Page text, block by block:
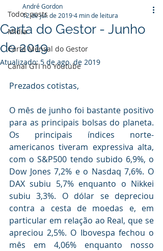
Todos posts
Mídia
Carta Mensal do Gestor
Canal GTI no Youtube
Carta do Gestor - Junho
de 2019
André Gordon
12 de jul. de 20194 min de leitura
Atualizado:5 de ago. de 2019
Prezados cotistas,
O mês de junho foi bastante positivo
para as principais bolsas do planeta.
Os principais índices norte-
americanos tiveram expressiva alta,
com o S&P500 tendo subido 6,9%, o
Dow Jones 7,2% e o Nasdaq 7,6%. O
DAX subiu 5,7% enquanto o Nikkei
subiu 3,3%. O dólar se depreciou
contra a cesta de moedas e, em
particular em relação ao Real, que se
apreciou 2,5%. O Ibovespa fechou o
mês em 4,06% enquanto nosso